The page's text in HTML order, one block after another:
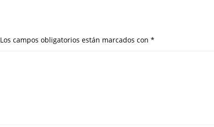
Los campos obligatorios están marcados con *